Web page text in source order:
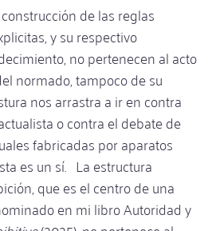
de las reglas
y su respectivo
no pertenecen al acto
normado, tampoco de su
nos arrastra a ir en contra
o contra el debate de
fabricadas por aparatos
es un sí. La estructura
que es el centro de una
en mi libro Autoridad y